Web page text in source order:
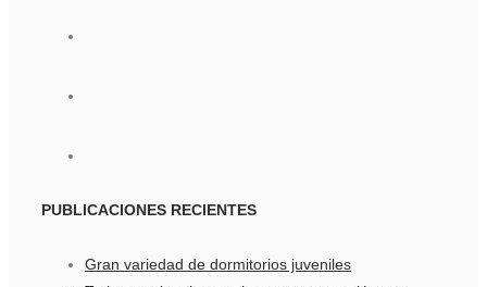
PUBLICACIONES RECIENTES
Gran variedad de dormitorios juveniles